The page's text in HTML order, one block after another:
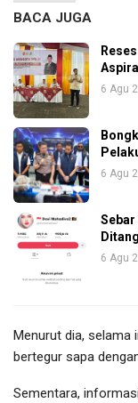
BACA JUGA
6 Agu
6 Agu
6 Agu
Menurut dia, selama
bertegur sapa
Sementara,